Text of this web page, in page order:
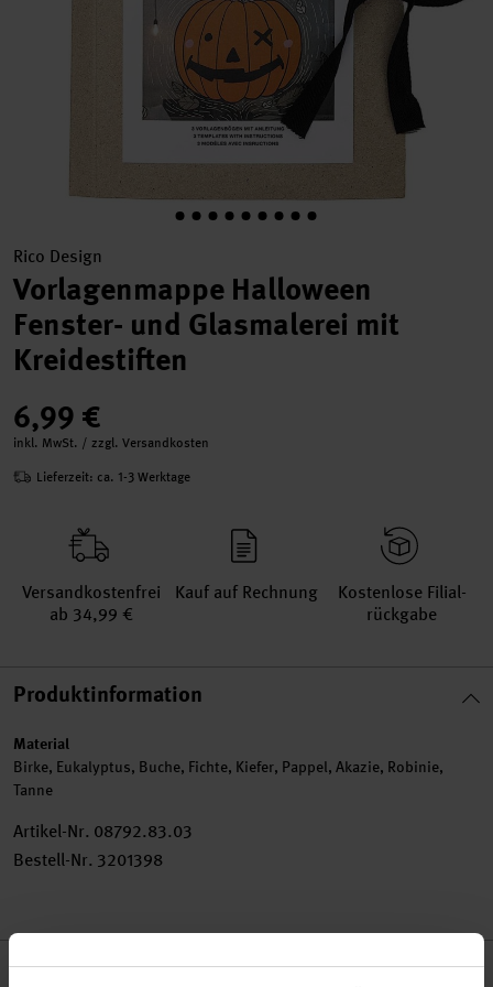
Rico Design
Vorlagenmappe Halloween
Fenster- und Glasmalerei mit
Kreidestiften
6,99 €
inkl. MwSt. / zzgl. Versandkosten
Lieferzeit: ca. 1-3 Werktage
Versand­kosten­frei
ab 34,99 €
Kauf auf Rechnung
Kosten­lose Filial­
rückgabe
Produktinformation
Material
Birke, Eukalyptus, Buche, Fichte, Kiefer, Pappel, Akazie, Robinie,
Tanne
Artikel-Nr. 08792.83.03
Bestell-Nr. 3201398
Produktbeschreibung